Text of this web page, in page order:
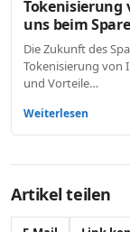
Tokenisierung
uns beim
Die Zukunft des
Tokenisierung von
und Vorteile…
Weiterlesen
Artikel teilen